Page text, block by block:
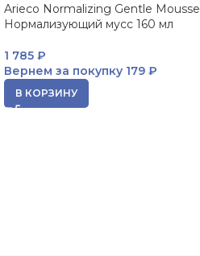
Arieco Normalizing Gentle Mousse
Нормализующий мусс 160 мл
1 785 ₽
Вернем за покупку 179 ₽
В КОРЗИНУ